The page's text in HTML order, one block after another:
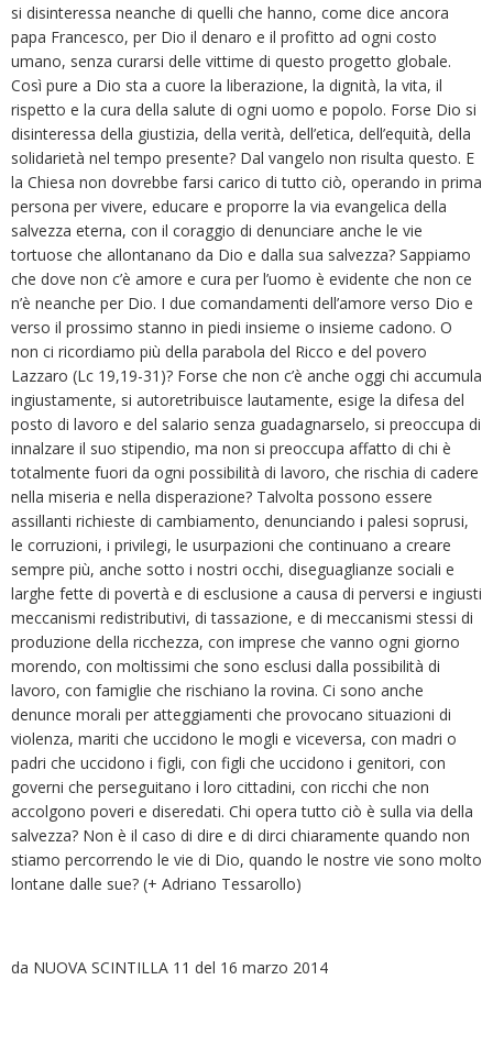
si disinteressa neanche di quelli che hanno, come dice ancora
papa Francesco, per Dio il denaro e il profitto ad ogni costo
umano, senza curarsi delle vittime di questo progetto globale.
Così pure a Dio sta a cuore la liberazione, la dignità, la vita, il
rispetto e la cura della salute di ogni uomo e popolo. Forse Dio si
disinteressa della giustizia, della verità, dell’etica, dell’equità, della
solidarietà nel tempo presente? Dal vangelo non risulta questo. E
la Chiesa non dovrebbe farsi carico di tutto ciò, operando in prima
persona per vivere, educare e proporre la via evangelica della
salvezza eterna, con il coraggio di denunciare anche le vie
tortuose che allontanano da Dio e dalla sua salvezza? Sappiamo
che dove non c’è amore e cura per l’uomo è evidente che non ce
n’è neanche per Dio. I due comandamenti dell’amore verso Dio e
verso il prossimo stanno in piedi insieme o insieme cadono. O
non ci ricordiamo più della parabola del Ricco e del povero
Lazzaro (Lc 19,19-31)? Forse che non c’è anche oggi chi accumula
ingiustamente, si autoretribuisce lautamente, esige la difesa del
posto di lavoro e del salario senza guadagnarselo, si preoccupa di
innalzare il suo stipendio, ma non si preoccupa affatto di chi è
totalmente fuori da ogni possibilità di lavoro, che rischia di cadere
nella miseria e nella disperazione? Talvolta possono essere
assillanti richieste di cambiamento, denunciando i palesi soprusi,
le corruzioni, i privilegi, le usurpazioni che continuano a creare
sempre più, anche sotto i nostri occhi, diseguaglianze sociali e
larghe fette di povertà e di esclusione a causa di perversi e ingiusti
meccanismi redistributivi, di tassazione, e di meccanismi stessi di
produzione della ricchezza, con imprese che vanno ogni giorno
morendo, con moltissimi che sono esclusi dalla possibilità di
lavoro, con famiglie che rischiano la rovina. Ci sono anche
denunce morali per atteggiamenti che provocano situazioni di
violenza, mariti che uccidono le mogli e viceversa, con madri o
padri che uccidono i figli, con figli che uccidono i genitori, con
governi che perseguitano i loro cittadini, con ricchi che non
accolgono poveri e diseredati. Chi opera tutto ciò è sulla via della
salvezza? Non è il caso di dire e di dirci chiaramente quando non
stiamo percorrendo le vie di Dio, quando le nostre vie sono molto
lontane dalle sue? (+ Adriano Tessarollo)
da NUOVA SCINTILLA 11 del 16 marzo 2014